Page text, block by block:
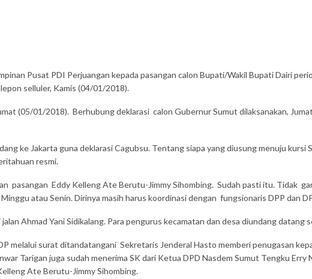
Pusat PDI Perjuangan kepada pasangan calon Bupati/Wakil Bupati Dairi
selluler, Kamis (04/01/2018).
(05/01/2018). Berhubung deklarasi calon Gubernur Sumut dilaksanakan,
ke Jakarta guna deklarasi Cagubsu. Tentang siapa yang diusung menuju
resmi.
pasangan Eddy Kelleng Ate Berutu-Jimmy Sihombing. Sudah pasti itu. Tidak
atau Senin. Dirinya masih harus koordinasi dengan fungsionaris DPP dan
Ahmad Yani Sidikalang. Para pengurus kecamatan dan desa diundang datang
melalui surat ditandatangani Sekretaris Jenderal Hasto memberi penugasan
Tarigan juga sudah menerima SK dari Ketua DPD Nasdem Sumut Tengku Erry
Ate Berutu-Jimmy Sihombing.